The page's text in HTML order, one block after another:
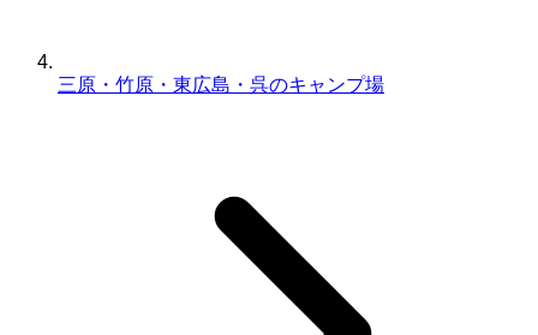
三原・竹原・東広島・呉のキャンプ場